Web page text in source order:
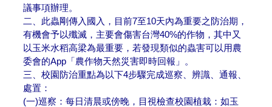
議事項辦理。
二、此蟲剛傳入國入，目前7至10天內為重要之防治期，
有機會予以殲滅，主要會傷害台灣40%的作物，其中又
以玉米水稻高梁為最重要，若發現類似的蟲害可以用農
委會的App「農作物天然災害即時回報」。
三、校園防治重點為以下4步驟完成巡察、辨識、通報、
處置：
(一)巡察：每日清晨或傍晚，目視檢查校園植栽：如玉